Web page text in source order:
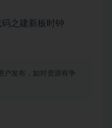
之建新板时钟
户发布，如对资源有争